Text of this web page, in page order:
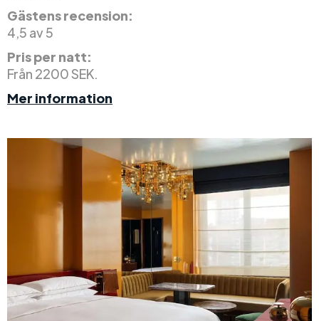
Gästens recension:
4,5 av 5
Pris per natt:
Från 2200 SEK.
Mer information